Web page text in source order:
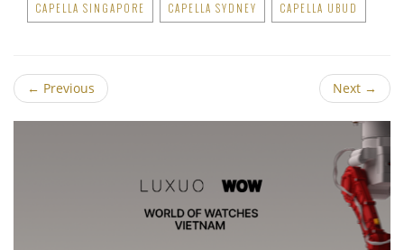
CAPELLA SINGAPORE CAPELLA SYDNEY CAPELLA UBUD
← Previous Next →